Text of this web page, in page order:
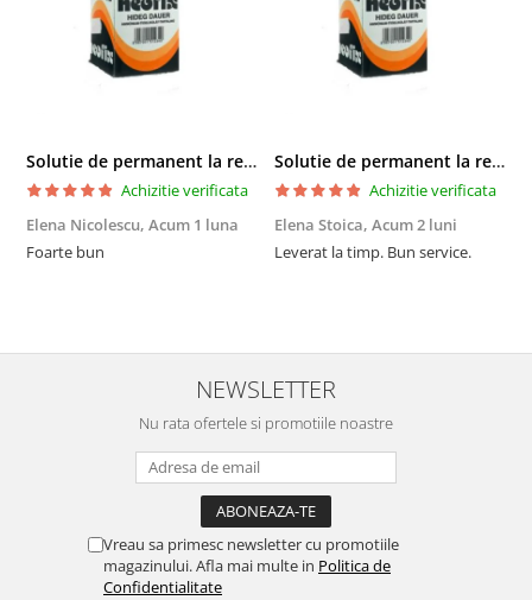
Solutie de permanent la rece Neofix 100ml
Achizitie verificata
Elena Nicolescu, Acum 1 luna
Foarte bun
Solutie de permanent la rece Neofix 100ml
Achizitie verificata
Elena Stoica, Acum 2 luni
Leverat la timp. Bun service.
NEWSLETTER
Nu rata ofertele si promotiile noastre
Vreau sa primesc newsletter cu promotiile
magazinului. Afla mai multe in Politica de
Confidentialitate